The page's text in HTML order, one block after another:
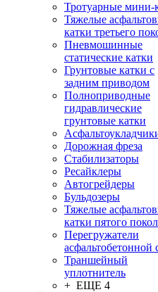
Тротуарные мини-
Тяжелые
катки третьего
Пневмошинные
статические катки
Грунтовые катки с
задним приводом
Полноприводные
гидравлические
грунтовые катки
Дорожная фреза
Стабилизаторы
Ресайклеры
Автогрейдеры
Бульдозеры
Тяжелые
катки пятого
Перегружатели
асфальтобетонной
Траншейный
уплотнитель
+ ЕЩЕ 4